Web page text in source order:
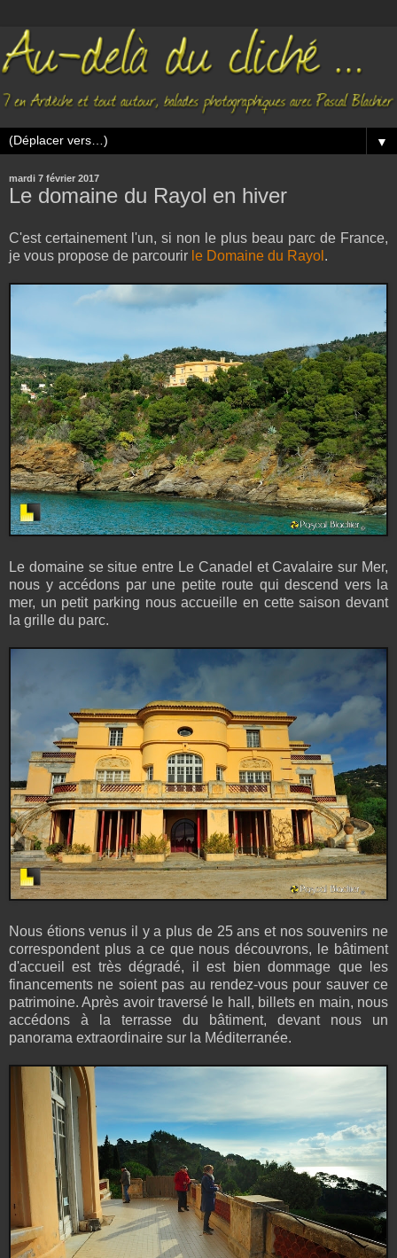
▼
mardi 7 février 2017
Le domaine du Rayol en hiver
C'est certainement l'un, si non le plus beau parc de France,
je vous propose de parcourir le Domaine du Rayol .
Le domaine se situe entre Le Canadel et Cavalaire sur Mer,
nous y accédons par une petite route qui descend vers la
mer, un petit parking nous accueille en cette saison devant
la grille du parc.
Nous étions venus il y a plus de 25 ans et nos souvenirs ne
correspondent plus a ce que nous découvrons, le bâtiment
d'accueil est très dégradé, il est bien dommage que les
financements ne soient pas au rendez-vous pour sauver ce
patrimoine. Après avoir traversé le hall, billets en main, nous
accédons à la terrasse du bâtiment, devant nous un
panorama extraordinaire sur la Méditerranée.